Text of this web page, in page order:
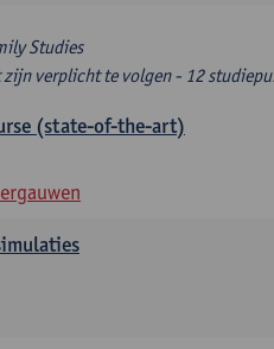
Studies
verplicht te volgen - 12
(state-of-the-art)